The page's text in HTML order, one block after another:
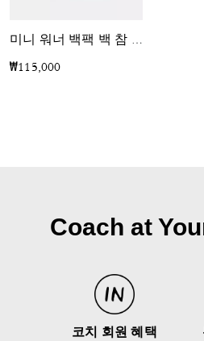
미니 워너 백팩 백 참 인 시그니처 캔버스
₩115,000
Coach at
코치 회원 혜택